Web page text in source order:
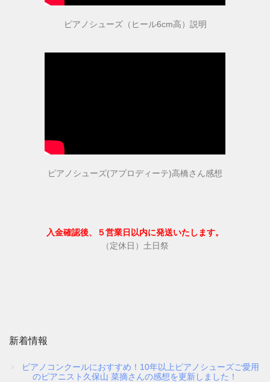
愛用ピアニストの声３
ピアノシューズ（ヒール6cm高）説明
ピアノシューズ(アプロディーテ)高橋さん感想
入金確認後、５営業日以内に発送いたします。
（定休日）土日祭
新着情報
ピアノコンクールにおすすめ！10年以上ピアノシューズご愛用
のピアニスト久保山 菜摘さんの感想を更新しました！